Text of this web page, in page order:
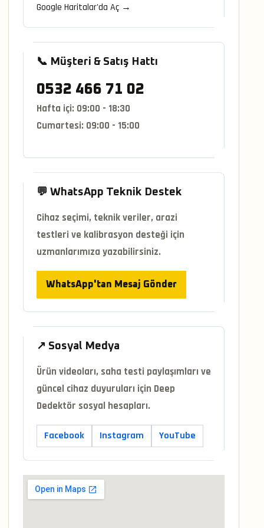
Google Haritalar'da Aç →
📞 Müşteri & Satış Hattı
0532 466 71 02
Hafta içi: 09:00 - 18:30
Cumartesi: 09:00 - 15:00
💬 WhatsApp Teknik Destek
Cihaz seçimi, teknik veriler, arazi
testleri ve kalibrasyon desteği için
uzmanlarımıza yazabilirsiniz.
WhatsApp'tan Mesaj Gönder
↗ Sosyal Medya
Ürün videoları, saha testi paylaşımları ve
güncel cihaz duyuruları için Deep
Dedektör sosyal hesapları.
Facebook Instagram YouTube